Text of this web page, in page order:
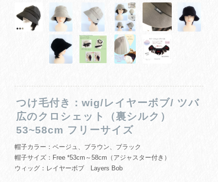
つけ毛付き：wig/レイヤーボブ/ ツバ
広のクロシェット（裏シルク）
53~58cm フリーサイズ
帽子カラー：ベージュ、ブラウン、ブラック
帽子サイズ：Free *53cm～58cm（アジャスター付き）
ウィッグ：レイヤーボブ Layers Bob